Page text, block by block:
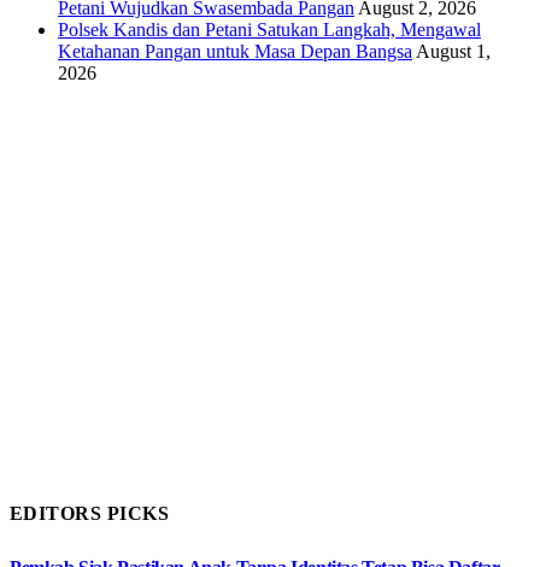
Petani Wujudkan Swasembada Pangan August 2, 2026
Polsek Kandis dan Petani Satukan Langkah, Mengawal
Ketahanan Pangan untuk Masa Depan Bangsa August 1,
2026
EDITORS PICKS